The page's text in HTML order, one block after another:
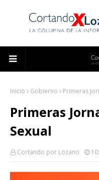
Inicio Gobierno Primeras
Primeras
Sexual
Cortando por Lozano